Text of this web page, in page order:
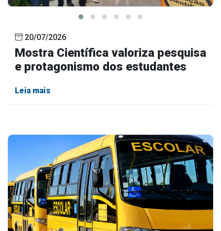
20/07/2026
Mostra Científica valoriza pesquisa
e protagonismo dos estudantes
Leia mais